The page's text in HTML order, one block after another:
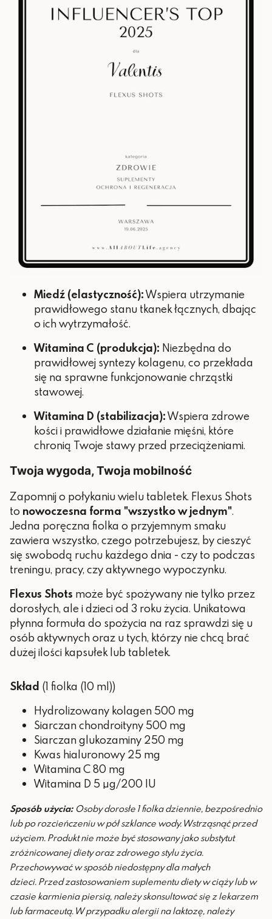
Miedź (elastyczność):Wspiera utrzymanie
prawidłowego stanu tkanek łącznych, dbając
o ich wytrzymałość.
Witamina C (produkcja): Niezbędna do
prawidłowej syntezy kolagenu, co przekłada
się na sprawne funkcjonowanie chrząstki
stawowej.
Witamina D (stabilizacja):Wspiera zdrowe
kości i prawidłowe działanie mięśni, które
chronią Twoje stawy przed przeciążeniami.
Twoja wygoda, Twoja mobilność
Zapomnij o połykaniu wielu tabletek. Flexus Shots
to nowoczesna forma "wszystko w jednym".
Jedna poręczna fiolka o przyjemnym smaku
zawiera wszystko, czego potrzebujesz, by cieszyć
się swobodą ruchu każdego dnia - czy to podczas
treningu, pracy, czy aktywnego wypoczynku.
Flexus Shots może być spożywany nie tylko przez
dorosłych, ale i dzieci od 3 roku życia. Unikatowa
płynna formuła do spożycia na raz sprawdzi się u
osób aktywnych oraz u tych, którzy nie chcą brać
dużej ilości kapsułek lub tabletek.
Skład (1 fiolka (10 ml))
Hydrolizowany kolagen 500 mg
Siarczan chondroityny 500 mg
Siarczan glukozaminy 250 mg
Kwas hialuronowy 25 mg
Witamina C 80 mg
Witamina D 5 µg/200 IU
Sposób użycia: Osoby dorosłe 1 fiolka dziennie, bezpośrednio
lub po rozcieńczeniu w pół szklance wody. Wstrząsnąć przed
użyciem. Produkt nie może być stosowany jako substytut
zróżnicowanej diety oraz zdrowego stylu życia.
Przechowywać w sposób niedostępny dla małych
dzieci. Przed zastosowaniem suplementu diety w ciąży lub w
czasie karmienia piersią, należy skonsultować się z lekarzem
lub farmaceutą. W przypadku alergii na laktozę, należy